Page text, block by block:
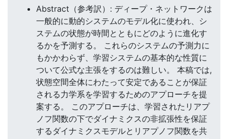
Abstract（参考訳）: ディープ・ネットワークは
一般的に動的システムのモデル化に使われ、シ
ステムの状態が時間とともにどのように進化す
るかを予測する。 これらのシステムの予測力に
もかかわらず、学習システムの基本的な性質に
ついて公式な主張をするのは難しい。 本稿では,
状態空間全体にわたって安定であることが保証
される力学系を学習するためのアプローチを提
案する。 このアプローチは、学習されたリアプ
ノフ関数の下でダイナミクスの非拡張性を保証
するダイナミクスモデルとリアプノフ関数を共